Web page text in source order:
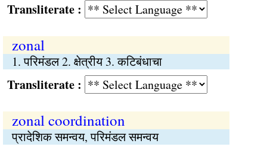
:
zonal
1. परिमंडल 2. क्षेत्रीय 3. कटिबंधाचा
:
zonal coordination
प्रादेशिक समन्वय, परिमंडल समन्वय